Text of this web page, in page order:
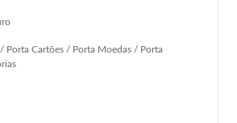
Porta Cartões / Porta Moedas / Porta